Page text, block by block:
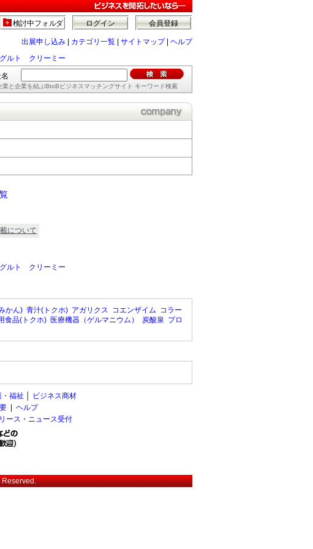
会員登録
ログイン
検討中フォルダ
出展申し込み カテゴリ一覧 サイトマップ| ヘルプ
ルト クリーミー
業と企業を結ぶBtoBビジネスマッチングサイト キーワード検索
について
ルト クリーミー
かん) 青汁(トクホ) アガリクス コエンザイム コラー
食品(トクホ) 医療機器（ゲルマニウム） 炭酸泉 プロ
・福祉
ビジネス商材
ヘルプ
ース・ニュース受付